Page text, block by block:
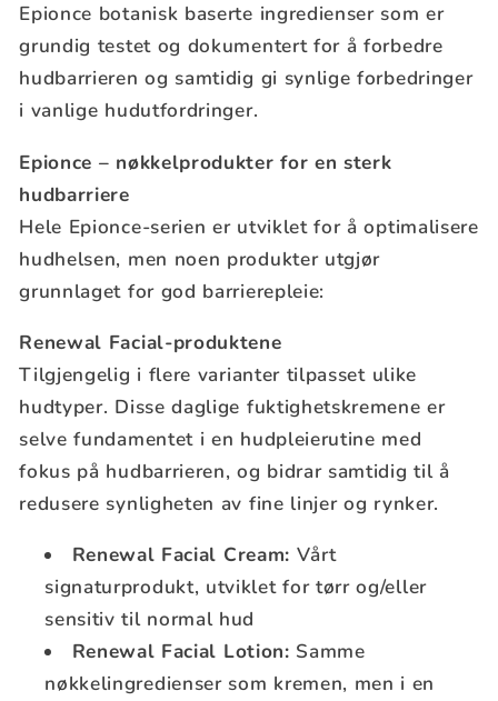
Epionce botanisk baserte ingredienser som er
grundig testet og dokumentert for å forbedre
hudbarrieren og samtidig gi synlige forbedringer
i vanlige hudutfordringer.
Epionce – nøkkelprodukter for en sterk
hudbarriere
Hele Epionce-serien er utviklet for å optimalisere
hudhelsen, men noen produkter utgjør
grunnlaget for god barrierepleie:
Renewal Facial-produktene
Tilgjengelig i flere varianter tilpasset ulike
hudtyper. Disse daglige fuktighetskremene er
selve fundamentet i en hudpleierutine med
fokus på hudbarrieren, og bidrar samtidig til å
redusere synligheten av fine linjer og rynker.
Renewal Facial Cream: Vårt
signaturprodukt, utviklet for tørr og/eller
sensitiv til normal hud
Renewal Facial Lotion: Samme
nøkkelingredienser som kremen, men i en